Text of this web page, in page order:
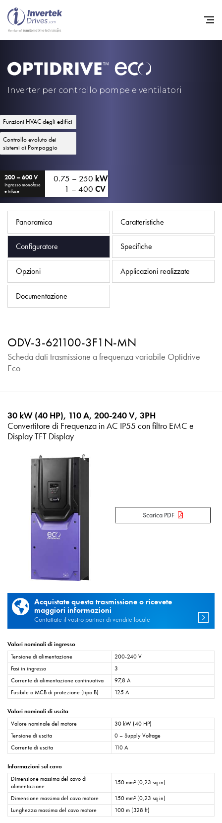
Inverter per controllo pompe e ventilatori
Funzioni HVAC degli edifici
Controllo evoluto dei
sistemi di Pompaggio
200 – 600 V
Ingresso monofase
e trifase
0.75 – 250 kW
1 – 400 CV
Panoramica Caratteristiche
Configuratore Specifiche
Opzioni Applicazioni realizzate
Documentazione
ODV-3-621100-3F1N-MN
Scheda dati trasmissione a frequenza variabile Optidrive
Eco
30 kW (40 HP), 110 A, 200-240 V, 3PH
Convertitore di Frequenza in AC IP55 con filtro EMC e
Display TFT Display
Scarica PDF
Acquistate questa trasmissione o ricevete
maggiori informazioni
Contattate il vostro partner di vendite locale
Valori nominali di ingresso
Tensione di alimentazione
200-240 V
Fasi in ingresso
3
Corrente di alimentazione continuativa
97,8 A
Fusibile o MCB di protezione (tipo B)
125 A
Valori nominali di uscita
Valore nominale del motore
30 kW (40 HP)
Tensione di uscita
0 – Supply Voltage
Corrente di uscita
110 A
Informazioni sul cavo
Dimensione massima del cavo di
alimentazione
150 mm² (0,23 sq in)
Dimensione massima del cavo motore
150 mm² (0,23 sq in)
Lunghezza massima del cavo motore
100 m (328 ft)
Home
Convertitori di Frequenza -
Informativa sulla privacy
Mappa del sito
iSource Accedere